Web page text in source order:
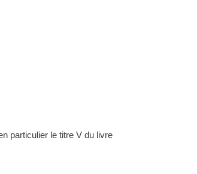
particulier le titre V du livre